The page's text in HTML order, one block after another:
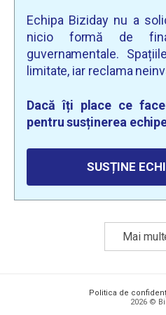
Echipa Biziday nu a
nicio formă de
guvernamentale.
limitate, iar reclama
Dacă îți place ce
pentru susținerea
SUSȚINE
Mai
Politica de
2026 ©